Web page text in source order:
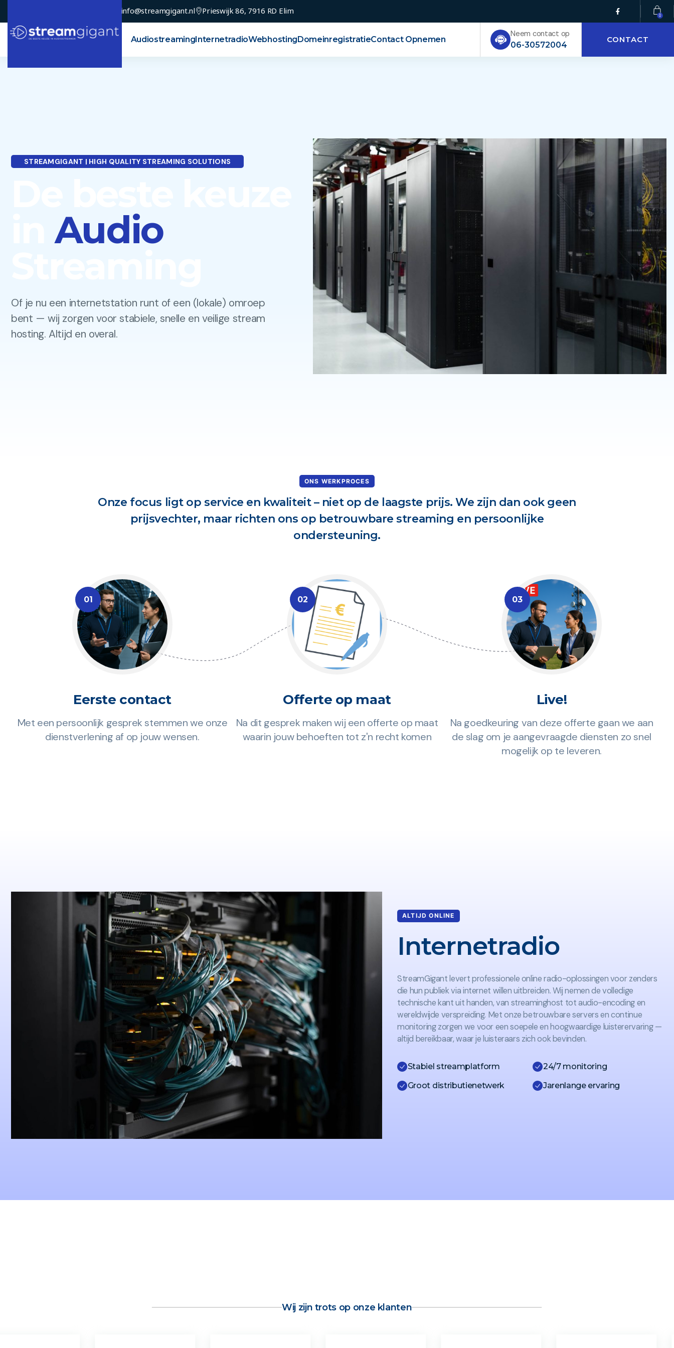
info@streamgigant.nl Prieswijk 86, 7916 RD Elim
Home AudiostreamingInternetradioWebhostingDomeinregistratieContact Opnemen
Neem contact op
06-30572004
CONTACT
STREAMGIGANT | HIGH QUALITY STREAMING SOLUTIONS
inAudio
Of je nu een internetstation runt of een (lokale) omroep
bent — wij zorgen voor stabiele, snelle en veilige stream
hosting. Altijd en overal.
ONS WERKPROCES
Onze focus ligt op service en kwaliteit – niet op de laagste prijs. We zijn dan ook geen
prijsvechter, maar richten ons op betrouwbare streaming en persoonlijke
ondersteuning.
01
Eerste contact
Met een persoonlijk gesprek stemmen we onze
dienstverlening af op jouw wensen.
02
Offerte op maat
Na dit gesprek maken wij een offerte op maat
waarin jouw behoeften tot z'n recht komen
03
Live!
Na goedkeuring van deze offerte gaan we aan
de slag om je aangevraagde diensten zo snel
mogelijk op te leveren.
ALTIJD ONLINE
Internetradio
StreamGigant levert professionele online radio-oplossingen voor zenders
die hun publiek via internet willen uitbreiden. Wij nemen de volledige
technische kant uit handen, van streaminghost tot audio-encoding en
wereldwijde verspreiding. Met onze betrouwbare servers en continue
monitoring zorgen we voor een soepele en hoogwaardige luisterervaring —
altijd bereikbaar, waar je luisteraars zich ook bevinden.
Stabiel streamplatform
Groot distributienetwerk
24/7 monitoring
Jarenlange ervaring
Wij zijn trots op onze klanten